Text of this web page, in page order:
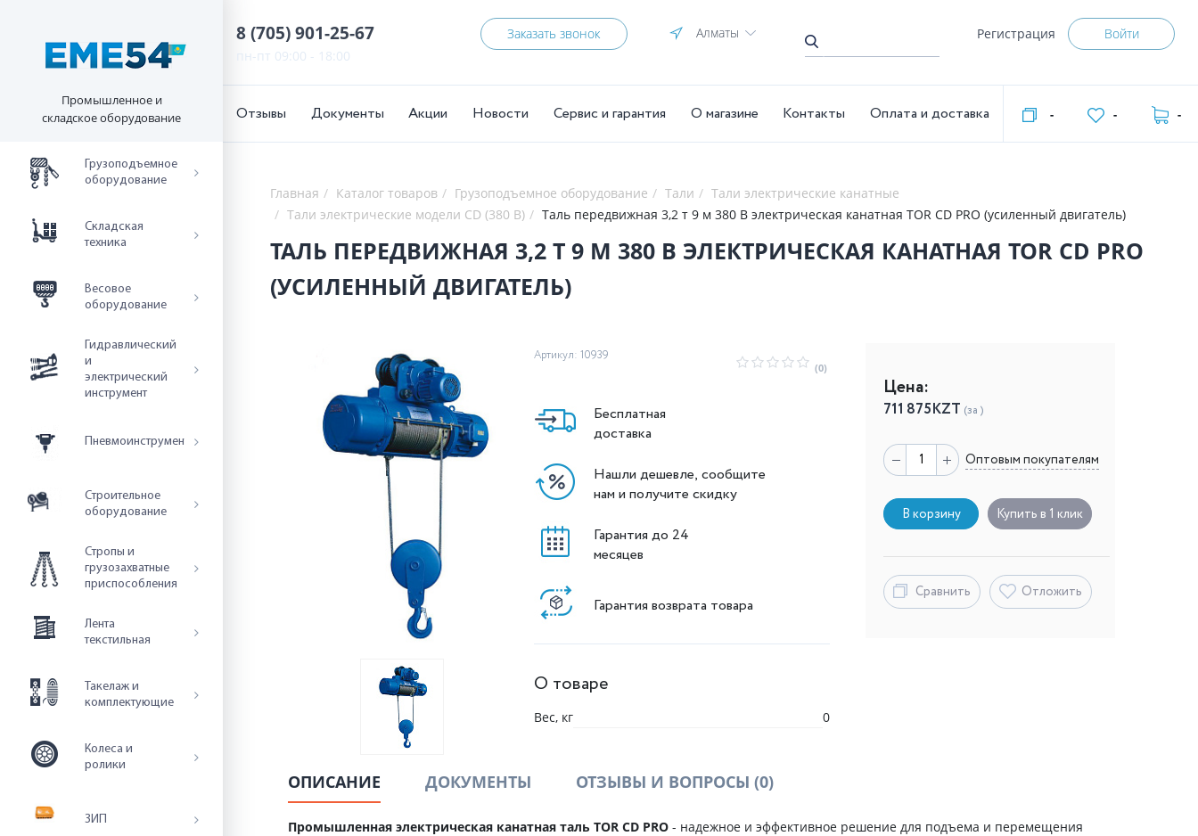
Промышленное и
складское оборудование
Грузоподъемное
оборудование
Складская
техника
Весовое
оборудование
Гидравлический
и
электрический
инструмент
Пневмоинструмент
Строительное
оборудование
Стропы и
грузозахватные
приспособления
Лента
текстильная
Такелаж и
комплектующие
Колеса и
ролики
ЗИП
8 (705) 901-25-67
пн-пт 09:00 - 18:00
Заказать звонок Алматы Регистрация Войти
Отзывы Документы Акции Новости Сервис и гарантия О магазине Контакты Оплата и доставка - - -
Главная Каталог товаров Грузоподъемное оборудование Тали
Тали электрические канатные
Тали электрические модели CD (380 В)
Таль передвижная 3,2 т 9 м 380 В электрическая канатная TOR CD PRO (усиленный двигатель)
ТАЛЬ ПЕРЕДВИЖНАЯ 3,2 Т 9 М 380 В ЭЛЕКТРИЧЕСКАЯ КАНАТНАЯ TOR CD PRO
(УСИЛЕННЫЙ ДВИГАТЕЛЬ)
Артикул: 10939
(0)
Бесплатная
доставка
Нашли дешевле, сообщите
нам и получите скидку
Гарантия до 24
месяцев
Гарантия возврата товара
О товаре
Вес, кг 0
Цена:
711 875KZT (за )
Оптовым покупателям
В корзину Купить в 1 клик
Сравнить Отложить
ОПИСАНИЕ ДОКУМЕНТЫ ОТЗЫВЫ И ВОПРОСЫ (0)
Промышленная электрическая канатная таль TOR CD PRO - надежное и эффективное решение для подъема и перемещения